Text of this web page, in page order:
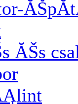
ĂŠs